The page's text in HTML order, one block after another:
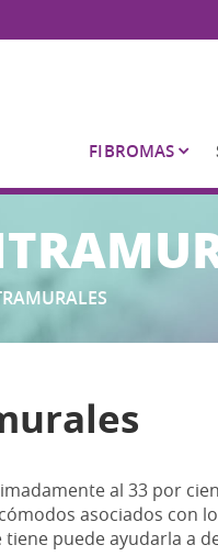
FIBROMAS
al 33 por
asociados con
puede ayudarla a